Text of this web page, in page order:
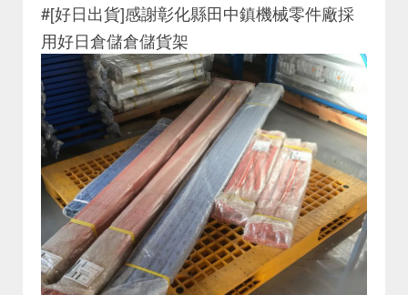
#[好日出貨]感謝彰化縣田中鎮機械零件廠採
用好日倉儲倉儲貨架